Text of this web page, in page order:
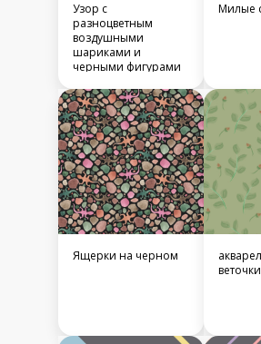
Узор с
разноцветным
воздушными
шариками и
черными фигурами
усов, галстуков и
кругов, завитки и
полос на зеленом
фоне
Милые
Ящерки на черном
веточки